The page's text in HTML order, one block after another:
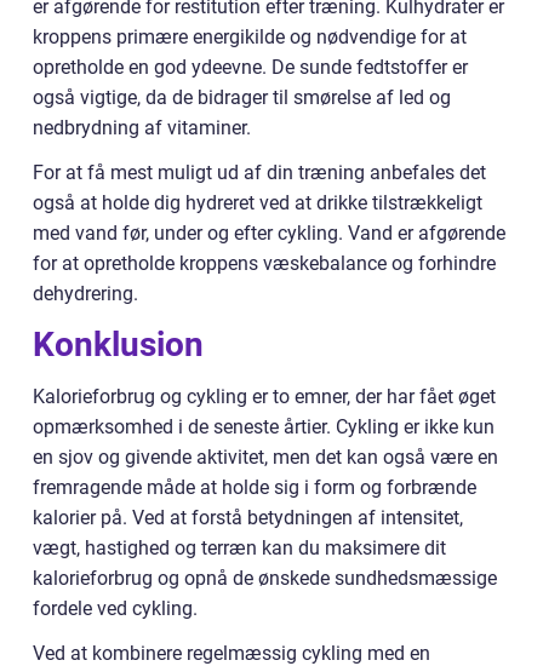
er afgørende for restitution efter træning. Kulhydrater er
kroppens primære energikilde og nødvendige for at
opretholde en god ydeevne. De sunde fedtstoffer er
også vigtige, da de bidrager til smørelse af led og
nedbrydning af vitaminer.
For at få mest muligt ud af din træning anbefales det
også at holde dig hydreret ved at drikke tilstrækkeligt
med vand før, under og efter cykling. Vand er afgørende
for at opretholde kroppens væskebalance og forhindre
dehydrering.
Konklusion
Kalorieforbrug og cykling er to emner, der har fået øget
opmærksomhed i de seneste årtier. Cykling er ikke kun
en sjov og givende aktivitet, men det kan også være en
fremragende måde at holde sig i form og forbrænde
kalorier på. Ved at forstå betydningen af intensitet,
vægt, hastighed og terræn kan du maksimere dit
kalorieforbrug og opnå de ønskede sundhedsmæssige
fordele ved cykling.
Ved at kombinere regelmæssig cykling med en